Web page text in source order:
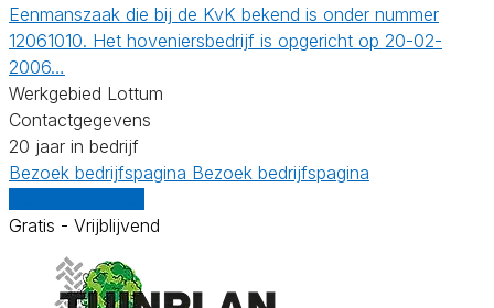
Eenmanszaak die bij de KvK bekend is onder nummer
12061010. Het hoveniersbedrijf is opgericht op 20-02-
2006…
Werkgebied Lottum
Contactgegevens
20 jaar in bedrijf
Bezoek bedrijfspagina Bezoek bedrijfspagina
Gratis - Vrijblijvend